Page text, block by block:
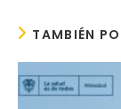
TAMBIÉN